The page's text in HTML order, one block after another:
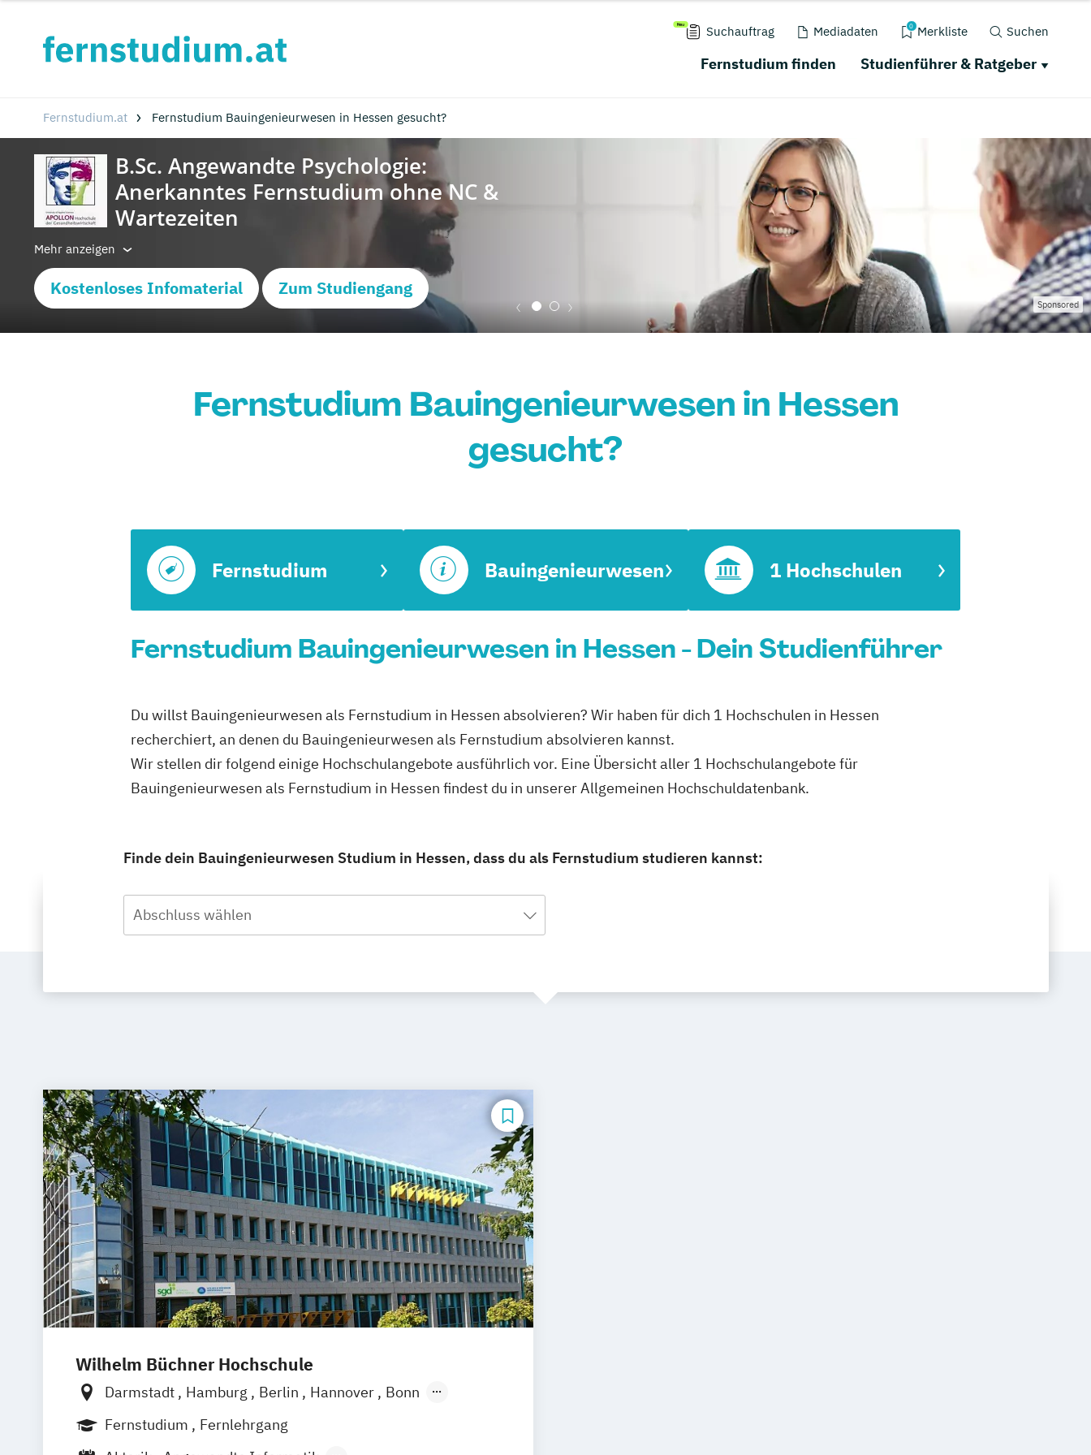
Suchauftrag Mediadaten 0 Merkliste Suchen
Fernstudium finden Studienführer & Ratgeber
Fernstudium.at Fernstudium Bauingenieurwesen in Hessen gesucht?
Mehr anzeigen
Kostenloses Infomaterial Zum Studiengang
Sponsored
Fernstudium Bauingenieurwesen in Hessen
gesucht?
Fernstudium Bauingenieurwesen 1 Hochschulen
Fernstudium Bauingenieurwesen in Hessen - Dein Studienführer
Du willst Bauingenieurwesen als Fernstudium in Hessen absolvieren? Wir haben für dich 1 Hochschulen in Hessen
recherchiert, an denen du Bauingenieurwesen als Fernstudium absolvieren kannst.
Wir stellen dir folgend einige Hochschulangebote ausführlich vor. Eine Übersicht aller 1 Hochschulangebote für
Bauingenieurwesen als Fernstudium in Hessen findest du in unserer Allgemeinen Hochschuldatenbank.
Finde dein Bauingenieurwesen Studium in Hessen, dass du als Fernstudium studieren kannst:
Abschluss wählen
Wilhelm Büchner Hochschule
Darmstadt Hamburg Berlin Hannover
Bonn
Nürnberg
München
Wien Zürich Rostock
Fernstudium
Fernlehrgang